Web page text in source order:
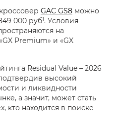
GAC GS8 можно
000 руб1. Условия
на
Premium» и «GX
Residual Value – 2026
высокий
и ликвидности
а значит, может стать
кто находится в поиске